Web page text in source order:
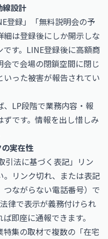
線設計
登録」「無料説明会の予
は登録後にしか開示しな
す。LINE登録後に高額商
で会場の閉鎖空間に閉じ
った被害が報告されてい
LP段階で業務内容・報
です。情報を出し惜しみ
の実在性
引法に基づく表記」リン
。リンク切れ、または表記
ながらない電話番号）で
律で表示が義務付けられ
即座に通報できます。
集の取材で複数の「在宅